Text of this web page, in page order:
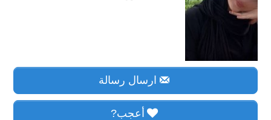
ارسال رسالة
أعجب?